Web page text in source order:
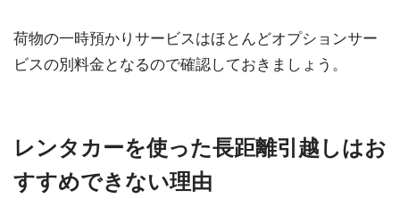
荷物の一時預かりサービスはほとんどオプションサー
ビスの別料金となるので確認しておきましょう。
レンタカーを使った長距離引越しはお
すすめできない理由